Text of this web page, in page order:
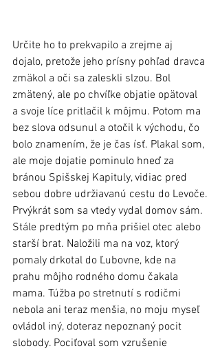
Určite ho to prekvapilo a zrejme aj
dojalo, pretože jeho prísny pohľad dravca
zmäkol a oči sa zaleskli slzou. Bol
zmätený, ale po chvíľke objatie opätoval
a svoje líce pritlačil k môjmu. Potom ma
bez slova odsunul a otočil k východu, čo
bolo znamením, že je čas ísť. Plakal som,
ale moje dojatie pominulo hneď za
bránou Spišskej Kapituly, vidiac pred
sebou dobre udržiavanú cestu do Levoče.
Prvýkrát som sa vtedy vydal domov sám.
Stále predtým po mňa prišiel otec alebo
starší brat. Naložili ma na voz, ktorý
pomaly drkotal do Ľubovne, kde na
prahu môjho rodného domu čakala
mama. Túžba po stretnutí s rodičmi
nebola ani teraz menšia, no moju myseľ
ovládol iný, doteraz nepoznaný pocit
slobody. Pociťoval som vzrušenie